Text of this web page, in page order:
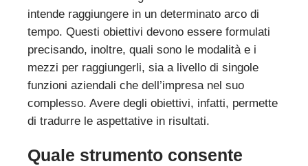
intende raggiungere in un determinato arco di
tempo. Questi obiettivi devono essere formulati
precisando, inoltre, quali sono le modalità e i
mezzi per raggiungerli, sia a livello di singole
funzioni aziendali che dell’impresa nel suo
complesso. Avere degli obiettivi, infatti, permette
di tradurre le aspettative in risultati.
Quale strumento consente